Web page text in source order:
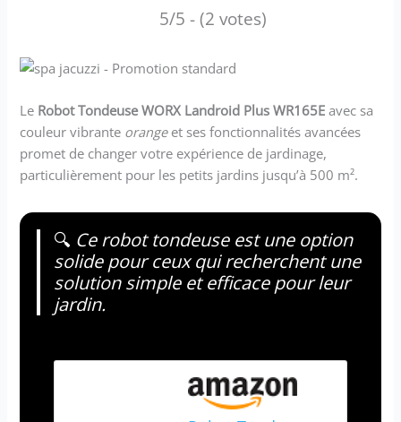
5/5 - (2 votes)
Le Robot Tondeuse WORX Landroid Plus WR165E avec sa
couleur vibrante orangeet ses fonctionnalités avancées
promet de changer votre expérience de jardinage,
particulièrement pour les petits jardins jusqu’à 500 m².
🔍 Ce robot tondeuse est une option
solide pour ceux qui recherchent une
solution simple et efficace pour leur
jardin.